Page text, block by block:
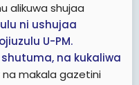
ya yeyote huyo
Tanzania, inakuhusu
kuwasemea
alikuwa shujaa
ni ushujaa
U-PM.
na kukaliwa
na makala gazetini